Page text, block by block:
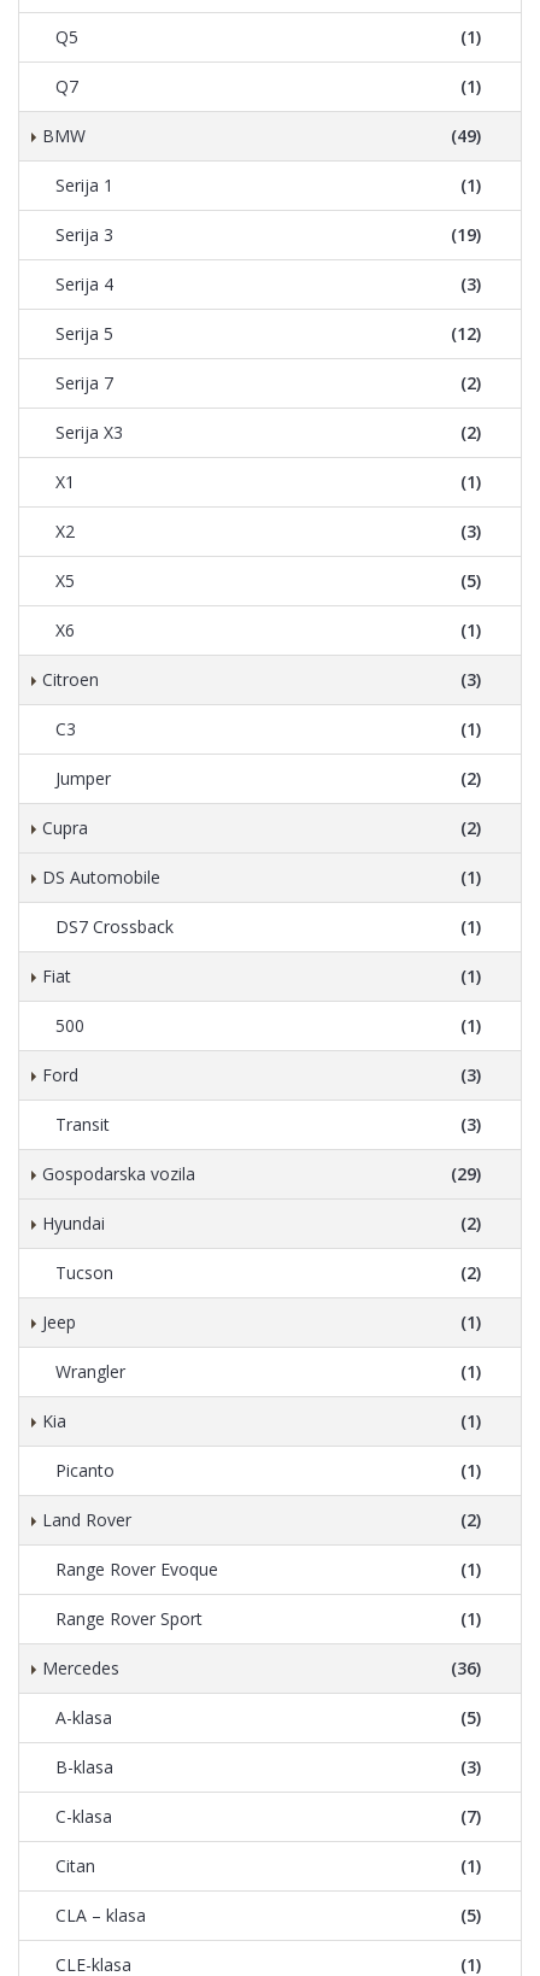
Q5 (1)
Q7 (1)
BMW (49)
Serija 1 (1)
Serija 3 (19)
Serija 4 (3)
Serija 5 (12)
Serija 7 (2)
Serija X3 (2)
X1 (1)
X2 (3)
X5 (5)
X6 (1)
Citroen (3)
C3 (1)
Jumper (2)
Cupra (2)
DS Automobile (1)
DS7 Crossback (1)
Fiat (1)
500 (1)
Ford (3)
Transit (3)
Gospodarska vozila (29)
Hyundai (2)
Tucson (2)
Jeep (1)
Wrangler (1)
Kia (1)
Picanto (1)
Land Rover (2)
Range Rover Evoque (1)
Range Rover Sport (1)
Mercedes (36)
A-klasa (5)
B-klasa (3)
C-klasa (7)
Citan (1)
CLA – klasa (5)
CLE-klasa (1)